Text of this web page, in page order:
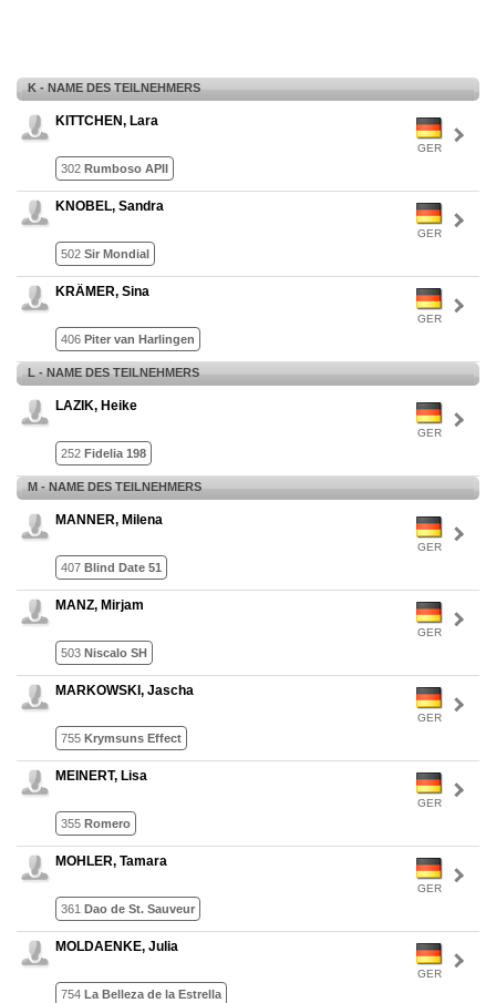
K - NAME DES TEILNEHMERS
GER
KITTCHEN, Lara
302 Rumboso APII
GER
KNOBEL, Sandra
502 Sir Mondial
GER
KRÄMER, Sina
406 Piter van Harlingen
L - NAME DES TEILNEHMERS
GER
LAZIK, Heike
252 Fidelia 198
M - NAME DES TEILNEHMERS
GER
MANNER, Milena
407 Blind Date 51
GER
MANZ, Mirjam
503 Niscalo SH
GER
MARKOWSKI, Jascha
755 Krymsuns Effect
GER
MEINERT, Lisa
355 Romero
GER
MOHLER, Tamara
361 Dao de St. Sauveur
GER
MOLDAENKE, Julia
754 La Belleza de la Estrella